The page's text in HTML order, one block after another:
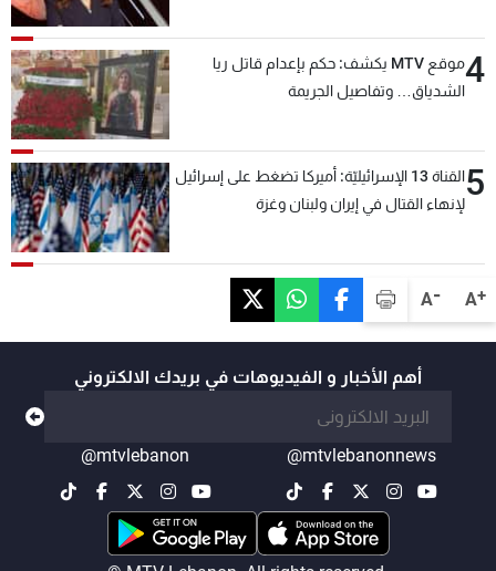
A+
A-
4
موقع MTV يكشف: حكم بإعدام قاتل ريا
الشدياق… وتفاصيل الجريمة
5
القناة 13 الإسرائيليّة: أميركا تضغط على إسرائيل
لإنهاء القتال في إيران ولبنان وغزة
أهم الأخبار و الفيديوهات في بريدك الالكتروني
@mtvlebanonnews
@mtvlebanon